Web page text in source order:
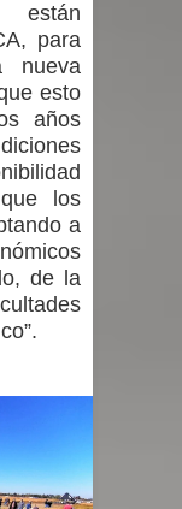
para
nueva
esto
años
los
a
de la